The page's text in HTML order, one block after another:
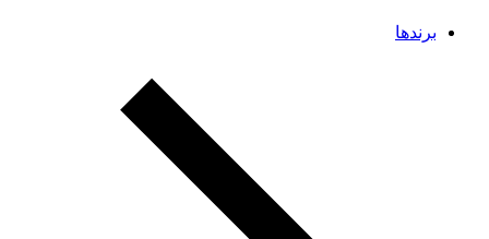
برندها